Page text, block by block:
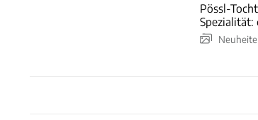
Pössl-
Spezialität: